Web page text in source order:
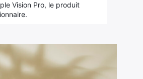
Vision Pro, le produit